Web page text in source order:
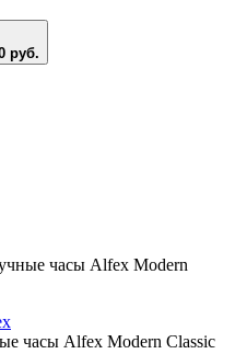
руб.
часы Alfex Modern